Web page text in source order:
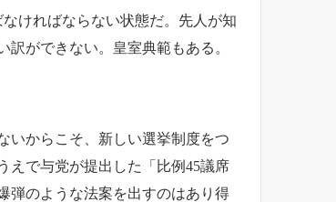
ければならない状態だ。先人が知
ができない。皇室典範もある。
いからこそ、新しい選挙制度をつ
えで与党が提出した「比例45議席
弾のような法案を出すのはあり得